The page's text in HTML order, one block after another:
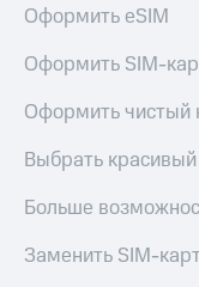
Оформить eSIM
Оформить SIM-
Оформить чистый
Выбрать
Больше
Заменить SIM-